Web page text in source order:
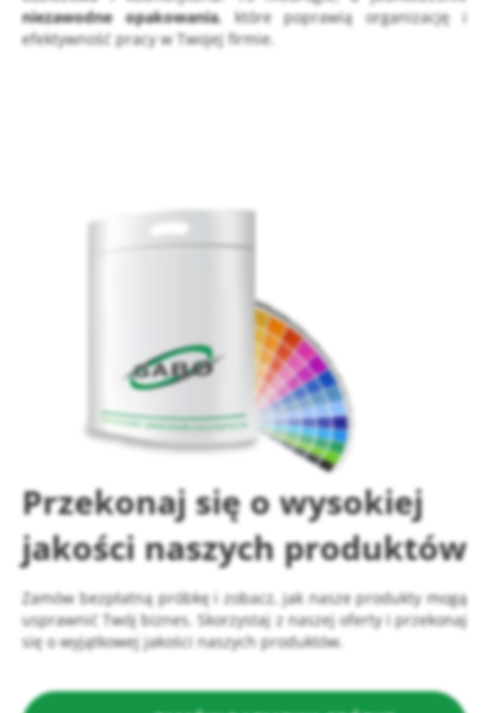
niezawodne opakowania, które poprawią organizację i
efektywność pracy w Twojej firmie.
Przekonaj się o wysokiej
jakości naszych produktów
Zamów bezpłatną próbkę i zobacz, jak nasze produkty mogą
usprawnić Twój biznes. Skorzystaj z naszej oferty i przekonaj
się o wyjątkowej jakości naszych produktów.